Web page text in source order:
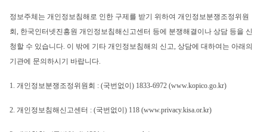
정보주체는 개인정보침해로 인한 구제를 받기 위하여 개인정보분쟁조정위원
회, 한국인터넷진흥원 개인정보침해신고센터 등에 분쟁해결이나 상담 등을 신
청할 수 있습니다. 이 밖에 기타 개인정보침해의 신고, 상담에 대하여는 아래의
기관에 문의하시기 바랍니다.
1. 개인정보분쟁조정위원회 : (국번없이) 1833-6972 (www.kopico.go.kr)
2. 개인정보침해신고센터 : (국번없이) 118 (www.privacy.kisa.or.kr)